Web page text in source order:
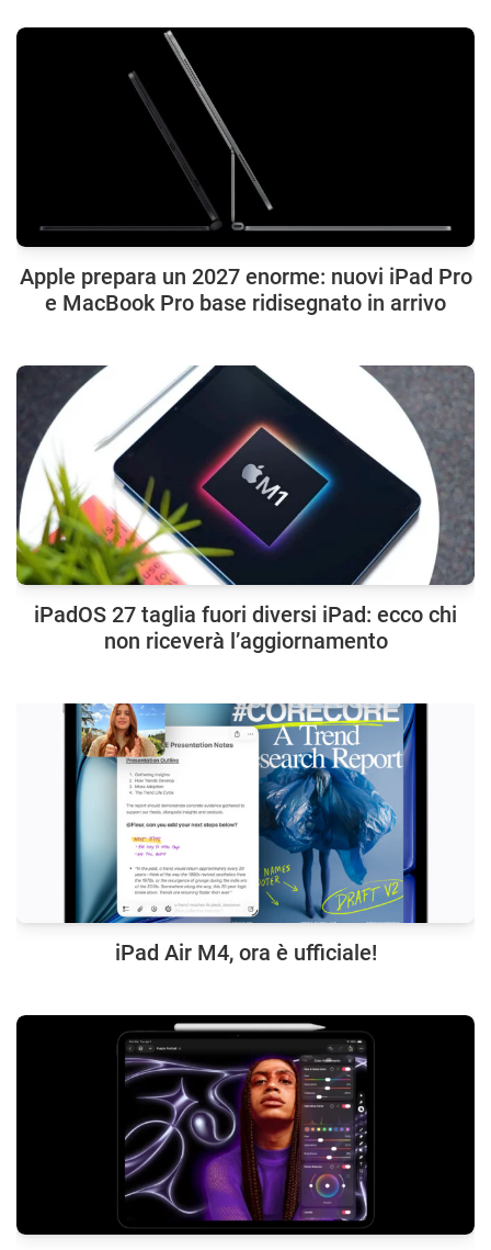
Apple prepara un 2027 enorme: nuovi iPad Pro
e MacBook Pro base ridisegnato in arrivo
iPadOS 27 taglia fuori diversi iPad: ecco chi
non riceverà l’aggiornamento
iPad Air M4, ora è ufficiale!